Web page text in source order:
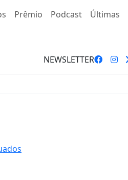
Prêmio Podcast Últimas
NEWSLETTER